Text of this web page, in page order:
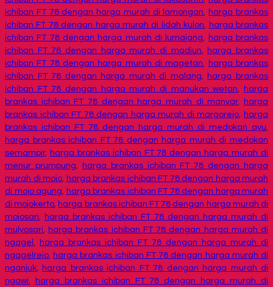
ichiban FT 78 dengan harga murah di lamongan, harga brankas
ichiban FT 78 dengan harga murah di lidah kulon, harga brankas
ichiban FT 78 dengan harga murah di lumajang, harga brankas
ichiban FT 78 dengan harga murah di madiun, harga brankas
ichiban FT 78 dengan harga murah di magetan, harga brankas
ichiban FT 78 dengan harga murah di malang, harga brankas
ichiban FT 78 dengan harga murah di manukan wetan,
harga
brankas ichiban FT 78 dengan harga murah di manyar,
harga
brankas ichiban FT 78 dengan harga murah di margorejo, harga
brankas ichiban FT 78 dengan harga murah di medokan ayu,
harga brankas ichiban FT 78 dengan harga murah di medokan
semampir, harga brankas ichiban FT 78 dengan harga murah di
menur prumpung,
harga brankas ichiban FT 78 dengan harga
murah di mojo, harga brankas ichiban FT 78 dengan harga murah
di mojo agung, harga brankas ichiban FT 78 dengan harga murah
di mojokerto, harga brankas ichiban FT 78 dengan harga murah di
mojosari, harga brankas ichiban FT 78 dengan harga murah di
mulyosari, harga brankas ichiban FT 78 dengan harga murah di
ngagel ,
harga brankas ichiban FT 78 dengan harga murah di
ngagelrejo, harga brankas ichiban FT 78 dengan harga murah di
nganjuk, harga brankas ichiban FT 78 dengan harga murah di
ngawi,
harga brankas ichiban FT 78 dengan harga murah di